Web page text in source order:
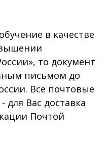
в качестве
то документ
письмом до
Все почтовые
Вас доставка
Почтой